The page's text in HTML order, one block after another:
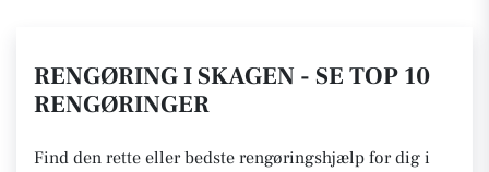
RENGØRING I SKAGEN - SE TOP 10
RENGØRINGER
Find den rette eller bedste rengøringshjælp for dig i